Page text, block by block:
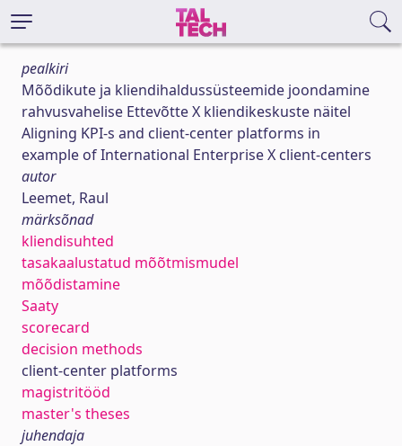
pealkiri
Mõõdikute ja kliendihaldussüsteemide joondamine
rahvusvahelise Ettevõtte X kliendikeskuste näitel
Aligning KPI-s and client-center platforms in
example of International Enterprise X client-centers
autor
Leemet, Raul
märksõnad
kliendisuhted
tasakaalustatud mõõtmismudel
mõõdistamine
Saaty
scorecard
decision methods
client-center platforms
magistritööd
master's theses
juhendaja